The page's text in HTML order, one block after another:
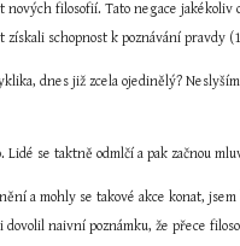
filosofií. Tato negace
získali schopnost k poznávání pravdy
dnes již zcela ojedinělý?
se taktně odmlčí a pak začnou
a mohly se takové akce konat,
naivní poznámku, že přece